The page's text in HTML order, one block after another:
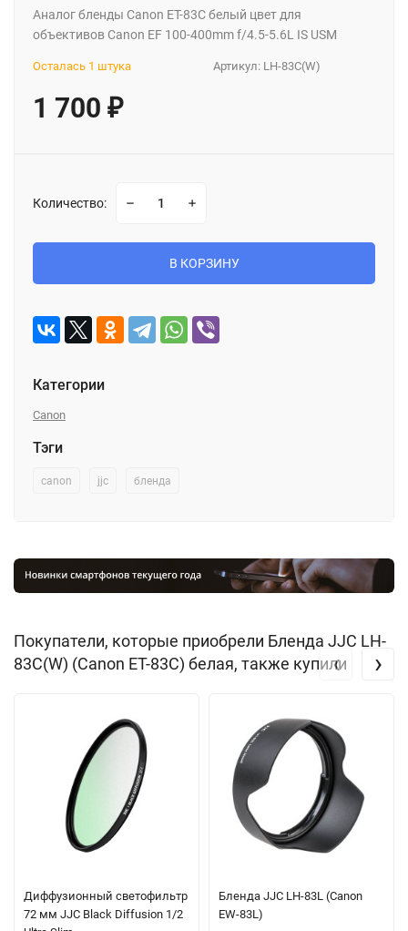
Аналог бленды Canon ET-83C белый цвет для
объективов Canon EF 100-400mm f/4.5-5.6L IS USM
Артикул: LH-83C(W)
Осталась 1 штука
1 700 ₽
Количество:
В КОРЗИНУ
Категории
Canon
Тэги
canon jjc бленда
Покупатели, которые приобрели Бленда JJC LH-
83C(W) (Canon ET-83C) белая, также купили
Диффузионный светофильтр
72 мм JJC Black Diffusion 1/2
Бленда JJC LH-83L (Canon
EW-83L)
‹ ›